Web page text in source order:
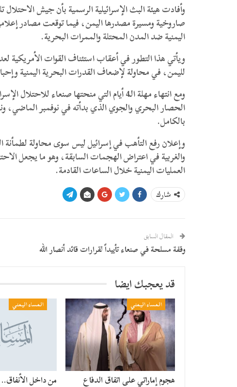
وأفادت هيئة البث الإسرائيلية الرسمية بأن جيش
صاروخية ومسيرة مصدرها اليمن، فيما توقعت مصادر
اليمنية ضد المدن المحتلة والممرات البحرية.
ويأتي هذا التطور في أعقاب استئناف القوات الأمريكية
لليمن، في محاولة لإضعاف القدرات البحرية اليمنية
ومع انتهاء مهلة الـ4 أيام التي منحتها صنعاء
الحصار البحري والجوي الذي بدأته في نوفمبر الماضي،
بالكامل.
وإعلان رفع التأهب في إسرائيل ليس سوى محاولة
والغربية في اعتراض الهجمات السابقة، وهو ما يجعل
العمليات اليمنية خلال الساعات القادمة.
شارك
المقال السابق
وقفة مسلحة في صنعاء تأييداً لقرارات قائد أنصار الله
قد يعجبك ايضا
المساء اليمني
هجوم إماراتي على اتفاق الدفاع
المساء اليمني
من داخل